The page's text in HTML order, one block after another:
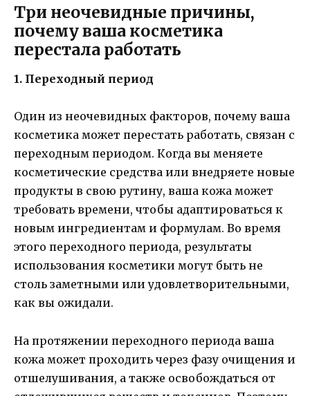
Три неочевидные причины,
почему ваша косметика
перестала работать
1. Переходный период
Один из неочевидных факторов, почему ваша
косметика может перестать работать, связан с
переходным периодом. Когда вы меняете
косметические средства или внедряете новые
продукты в свою рутину, ваша кожа может
требовать времени, чтобы адаптироваться к
новым ингредиентам и формулам. Во время
этого переходного периода, результаты
использования косметики могут быть не
столь заметными или удовлетворительными,
как вы ожидали.
На протяжении переходного периода ваша
кожа может проходить через фазу очищения и
отшелушивания, а также освобождаться от